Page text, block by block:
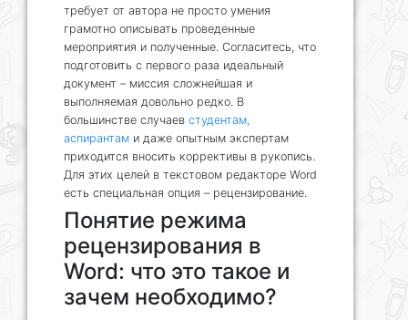
требует от автора не просто умения
грамотно описывать проведенные
мероприятия и полученные. Согласитесь, что
подготовить с первого раза идеальный
документ – миссия сложнейшая и
выполняемая довольно редко. В
большинстве случаев студентам,
аспирантам и даже опытным экспертам
приходится вносить коррективы в рукопись.
Для этих целей в текстовом редакторе Word
есть специальная опция – рецензирование.
Понятие режима
рецензирования в
Word: что это такое и
зачем необходимо?